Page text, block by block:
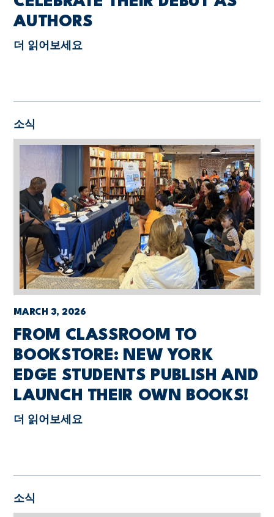
AUTHORS
더 읽어보세요
소식
MARCH 3, 2026
FROM CLASSROOM TO
BOOKSTORE: NEW YORK
EDGE STUDENTS PUBLISH AND
LAUNCH THEIR OWN BOOKS!
더 읽어보세요
소식